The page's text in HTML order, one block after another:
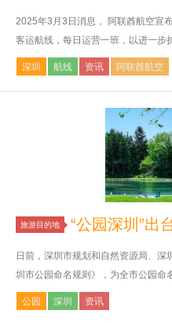
2025年3月3日消息， 阿联酋航空宣
客运航线，每日运营一班，以进一步
深圳 航线 资讯 阿联酋航空
旅游目的地 “公园深圳”出
日前，深圳市规划和自然资源局、
圳市公园命名规则》，为全市公园命
公园 深圳 资讯